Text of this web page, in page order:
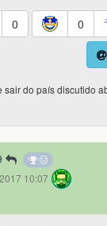
0 0
sair do país discutido
10:07